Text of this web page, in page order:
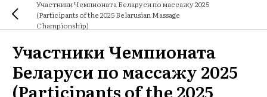
Участники Чемпионата Беларуси по массажу 2025
(Participants of the 2025 Belarusian Massage
Championship)
Участники Чемпионата
Беларуси по массажу 2025
(Participants of the 2025